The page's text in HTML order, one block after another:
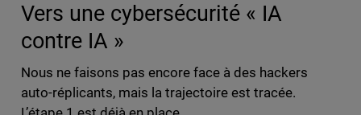
Vers une cybersécurité « IA
contre IA »
Nous ne faisons pas encore face à des hackers
auto-réplicants, mais la trajectoire est tracée.